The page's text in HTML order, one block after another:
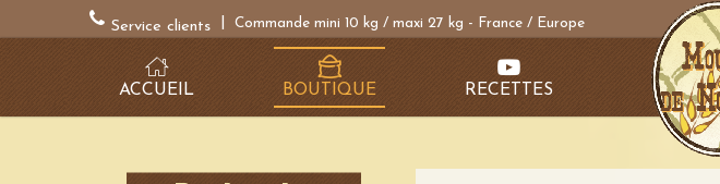
Service clients Commande mini 10 kg / maxi 27 kg - France / Europe
ACCUEIL BOUTIQUE RECETTES